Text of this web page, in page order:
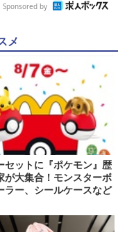
Sponsored by
メ
セットに『ポケモン』歴
が大集合！モンスターボ
ラー、シールケースなど